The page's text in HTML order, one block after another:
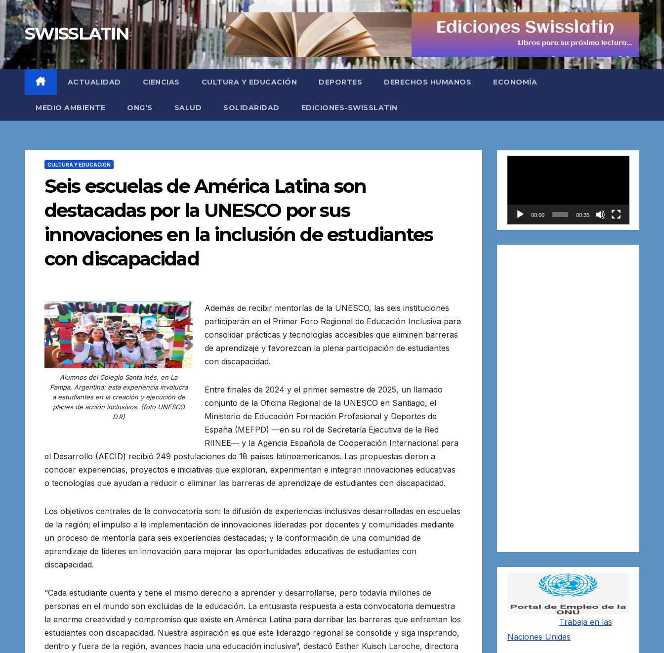
Saltar
al
contenidoSWISSLATIN
ACTUALIDAD CIENCIAS CULTURA Y EDUCACIÓN DEPORTES DERECHOS HUMANOS ECONOMÍA
MEDIO AMBIENTE ONG’S SALUD SOLIDARIDAD EDICIONES-SWISSLATIN
CULTURA Y EDUCACIÓN
Seis escuelas de América Latina son
destacadas por la UNESCO por sus
innovaciones en la inclusión de estudiantes
con discapacidad
Alumnos del Colegio Santa Inés, en La
Pampa, Argentina: esta experiencia involucra
a estudiantes en la creación y ejecución de
planes de acción inclusivos. (foto UNESCO
D.R)
Además de recibir mentorías de la UNESCO, las seis instituciones
participarán en el Primer Foro Regional de Educación Inclusiva para
consolidar prácticas y tecnologías accesibles que eliminen barreras
de aprendizaje y favorezcan la plena participación de estudiantes
con discapacidad.
Entre finales de 2024 y el primer semestre de 2025, un llamado
conjunto de la Oficina Regional de la UNESCO en Santiago, el
Ministerio de Educación Formación Profesional y Deportes de
España (MEFPD) —en su rol de Secretaría Ejecutiva de la Red
RIINEE— y la Agencia Española de Cooperación Internacional para
el Desarrollo (AECID) recibió 249 postulaciones de 18 países latinoamericanos. Las propuestas dieron a
conocer experiencias, proyectos e iniciativas que exploran, experimentan e integran innovaciones educativas
o tecnologías que ayudan a reducir o eliminar las barreras de aprendizaje de estudiantes con discapacidad.
Los objetivos centrales de la convocatoria son: la difusión de experiencias inclusivas desarrolladas en escuelas
de la región; el impulso a la implementación de innovaciones lideradas por docentes y comunidades mediante
un proceso de mentoría para seis experiencias destacadas; y la conformación de una comunidad de
aprendizaje de líderes en innovación para mejorar las oportunidades educativas de estudiantes con
discapacidad.
“Cada estudiante cuenta y tiene el mismo derecho a aprender y desarrollarse, pero todavía millones de
personas en el mundo son excluidas de la educación. La entusiasta respuesta a esta convocatoria demuestra
la enorme creatividad y compromiso que existe en América Latina para derribar las barreras que enfrentan los
estudiantes con discapacidad. Nuestra aspiración es que este liderazgo regional se consolide y siga inspirando,
dentro y fuera de la región, avances hacia una educación inclusiva”, destacó Esther Kuisch Laroche, directora
00:00 00:35
Trabaja en las
Naciones Unidas